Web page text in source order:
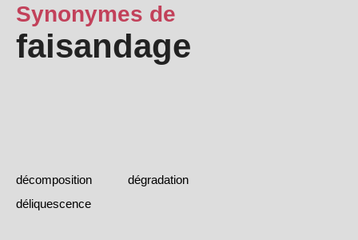
Synonymes de
faisandage
décomposition
dégradation
déliquescence